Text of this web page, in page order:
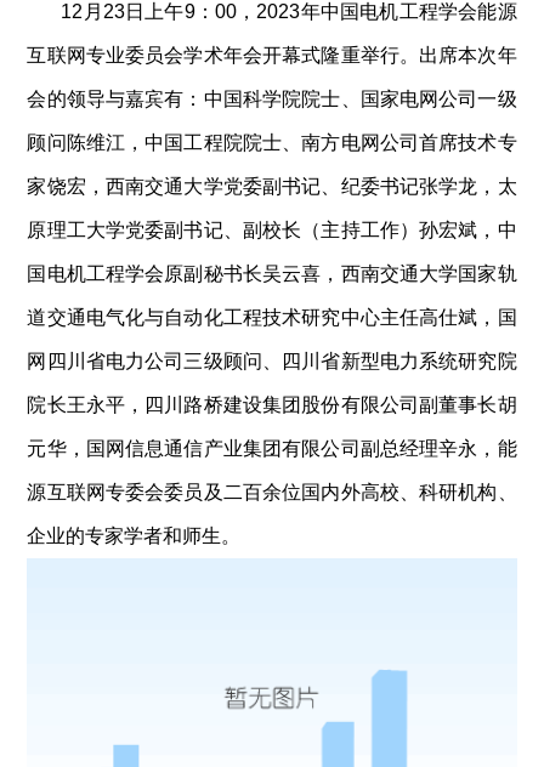
12 月 23日上午9：00 ， 2023年中国电机工程学会能源
互联网专业委员会学术年会开幕式隆重举行。出席本次年
会的领导与嘉宾有：中国科学院院士、国家电网公司一级
顾问陈维江，中国工程院院士、南方电网公司首席技术专
家饶宏，西南交通大学党委副书记、纪委书记张学龙，太
原理工大学党委副书记、副校长（主持工作）孙宏斌，中
国电机工程学会原副秘书长吴云喜，西南交通大学国家轨
道交通电气化与自动化工程技术研究中心主任高仕斌，国
网四川省电力公司三级顾问、四川省新型电力系统研究院
院长王永平，四川路桥建设集团股份有限公司副董事长胡
元华，国网信息通信产业集团有限公司副总经理辛永，能
源互联网专委会委员及二百余位国内外高校、科研机构、
企业的专家学者和师生。